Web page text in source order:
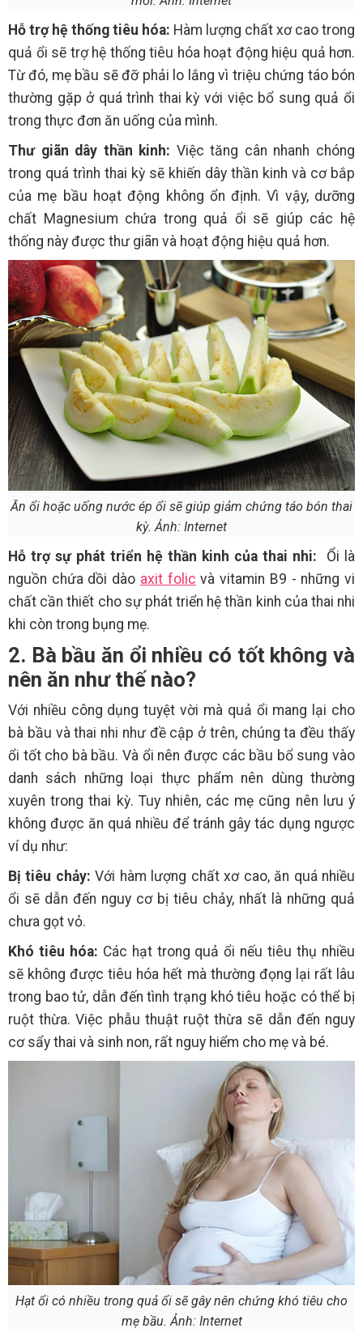
Hỗ trợ hệ thống tiêu hóa: Hàm lượng chất xơ cao trong
quả ổi sẽ trợ hệ thống tiêu hóa hoạt động hiệu quả hơn.
Từ đó, mẹ bầu sẽ đỡ phải lo lắng vì triệu chứng táo bón
thường gặp ở quá trình thai kỳ với việc bổ sung quả ổi
trong thực đơn ăn uống của mình.
Thư giãn dây thần kinh: Việc tăng cân nhanh chóng
trong quá trình thai kỳ sẽ khiến dây thần kinh và cơ bắp
của mẹ bầu hoạt động không ổn định. Vì vậy, dưỡng
chất Magnesium chứa trong quả ổi sẽ giúp các hệ
thống này được thư giãn và hoạt động hiệu quả hơn.
Ăn ổi hoặc uống nước ép ổi sẽ giúp giảm chứng táo bón thai
kỳ. Ảnh: Internet
Hỗ trợ sự phát triển hệ thần kinh của thai nhi: Ổi là
nguồn chứa dồi dào axit folic và vitamin B9 - những vi
chất cần thiết cho sự phát triển hệ thần kinh của thai nhi
khi còn trong bụng mẹ.
2. Bà bầu ăn ổi nhiều có tốt không và
nên ăn như thế nào?
Với nhiều công dụng tuyệt vời mà quả ổi mang lại cho
bà bầu và thai nhi như đề cập ở trên, chúng ta đều thấy
ổi tốt cho bà bầu. Và ổi nên được các bầu bổ sung vào
danh sách những loại thực phẩm nên dùng thường
xuyên trong thai kỳ. Tuy nhiên, các mẹ cũng nên lưu ý
không được ăn quá nhiều để tránh gây tác dụng ngược
ví dụ như:
Bị tiêu chảy: Với hàm lượng chất xơ cao, ăn quá nhiều
ổi sẽ dẫn đến nguy cơ bị tiêu chảy, nhất là những quả
chưa gọt vỏ.
Khó tiêu hóa: Các hạt trong quả ổi nếu tiêu thụ nhiều
sẽ không được tiêu hóa hết mà thường đọng lại rất lâu
trong bao tử, dẫn đến tình trạng khó tiêu hoặc có thể bị
ruột thừa. Việc phẫu thuật ruột thừa sẽ dẫn đến nguy
cơ sẩy thai và sinh non, rất nguy hiểm cho mẹ và bé.
Hạt ổi có nhiều trong quả ổi sẽ gây nên chứng khó tiêu cho
mẹ bầu. Ảnh: Internet